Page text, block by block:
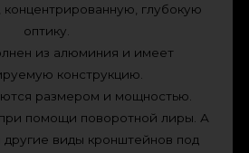
глубокую
оптику.
из алюминия и имеет
конструкцию.
размером и мощностью.
помощи поворотной лиры. А
виды кронштейнов под